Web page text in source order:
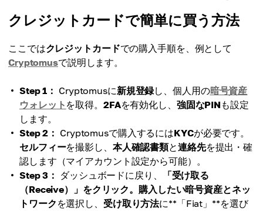
クレジットカードで簡単に買う方法
ここではクレジットカードでの購入手順を、例として
Cryptomusで説明します。
Step 1： Cryptomusに新規登録し、個人用の暗号資産
ウォレット を取得。 2FAを有効化し、 強固なPIN も設定
します。
Step 2： Cryptomusで購入するにはKYCが必要です。
セルフィーを撮影し、 本人確認書類と連絡先を提出・確
認します（マイアカウント設定から可能）。
Step 3： ダッシュボードに戻り、
「受け取る
（Receive）」 をクリック。購入したい暗号資産とネッ
トワーク を選択し、 受け取り方法に**「Fiat」**を選び